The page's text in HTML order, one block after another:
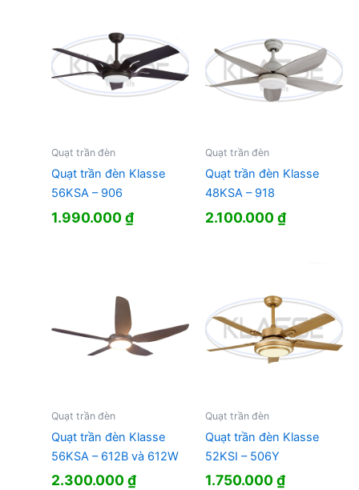
Quạt trần đèn
Quạt trần đèn Klasse
56KSA – 906
1.990.000₫
Quạt trần đèn
Quạt trần đèn Klasse
48KSA – 918
2.100.000₫
Quạt trần đèn
Quạt trần đèn Klasse
56KSA – 612B và 612W
2.300.000₫
Quạt trần đèn
Quạt trần đèn Klasse
52KSI – 506Y
1.750.000₫